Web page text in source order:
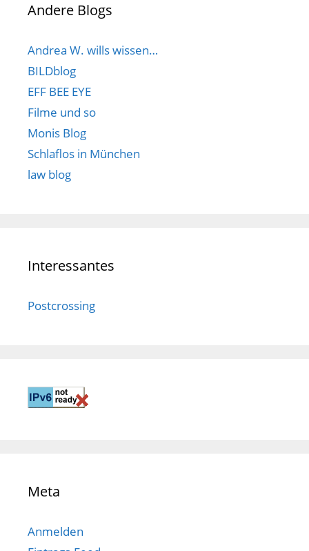
Andere Blogs
Andrea W. wills wissen…
BILDblog
EFF BEE EYE
Filme und so
Monis Blog
Schlaflos in München
law blog
Interessantes
Postcrossing
Meta
Anmelden